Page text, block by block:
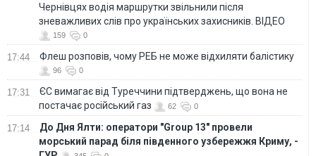
Чернівцях водія маршрутки звільнили після
зневажливих слів про українських захисників. ВІДЕО
159 0
17:44 Флеш розповів, чому РЕБ не може відхиляти балістику
96 0
17:31
ЄС вимагає від Туреччини підтверджень, що вона не
постачає російський газ
62 0
17:14
До Дня Ялти: оператори "Group 13" провели
морський парад біля південного узбережжя Криму, -